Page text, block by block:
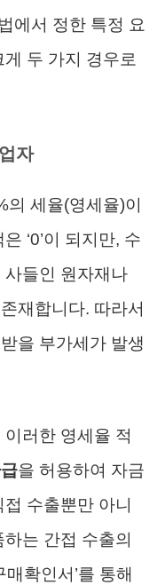
에서 정한 특정 요
두 가지 경우로
자
의 세율(영세율)이
‘0’이 되지만, 수
들인 원자재나
재합니다. 따라서
을 부가세가 발생
러한 영세율 적
을 허용하여 자금
수출뿐만 아니
는 간접 수출의
매확인서’를 통해